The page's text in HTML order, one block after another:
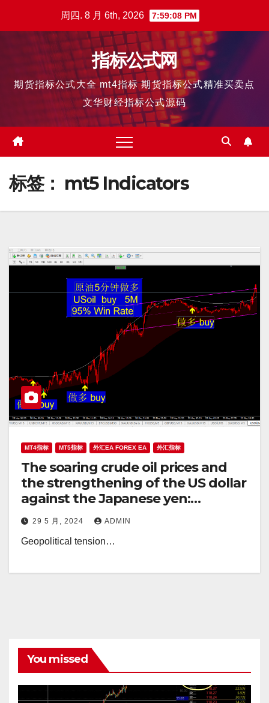
周四. 8 月 6th, 2026 7:59:08 PM
指标公式网
期货指标公式大全 mt4指标 期货指标公式精准买卖点
文华财经指标公式源码
标签： mt5 Indicators
MT4指标 MT5指标 外汇EA FOREX EA 外汇指标
The soaring crude oil prices and
the strengthening of the US dollar
against the Japanese yen:
Revealing the systematic profit
strategy behind it!
29 5 月, 2024 ADMIN
Geopolitical tension…
You missed